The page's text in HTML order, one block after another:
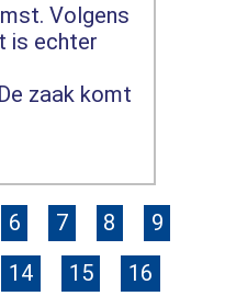
Volgens
is echter
zaak komt
6 7 8
9
14 15
16